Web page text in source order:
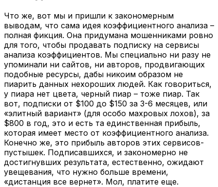
Что же, вот мы и пришли к закономерным
выводам, что сама идея коэффициентного анализа –
полная фикция. Она придумана мошенниками ровно
для того, чтобы продавать подписку на сервисы
анализа коэффициентов. Мы специально ни разу не
упоминали ни сайтов, ни авторов, продвигающих
подобные ресурсы, дабы никоим образом не
пиарить данных нехороших людей. Как говориться,
у пиара нет цвета, черный пиар – тоже пиар. Так
вот, подписки от $100 до $150 за 3-6 месяцев, или
«элитный вариант» (для особо махровых лохов), за
$800 в год, это и есть та единственная прибыль,
которая имеет место от коэффициентного анализа.
Конечно же, это прибыль авторов этих сервисов-
пустышек. Подписавшихся, и закономерно не
достигнувших результата, естественно, ожидают
увещевания, что нужно больше времени,
«дистанция все вернет». Мол, платите еще.